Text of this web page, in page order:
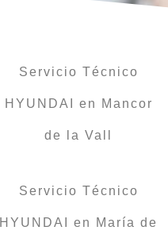
Servicio Técnico
HYUNDAI en Mancor
de la Vall
Servicio Técnico
HYUNDAI en María de